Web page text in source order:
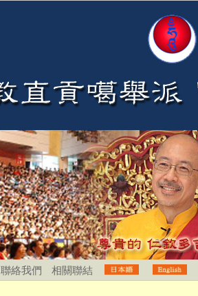
聯絡我們 相關聯結